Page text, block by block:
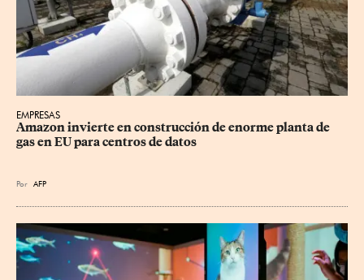
EMPRESAS
Amazon invierte en construcción de enorme planta de
gas en EU para centros de datos
Por AFP